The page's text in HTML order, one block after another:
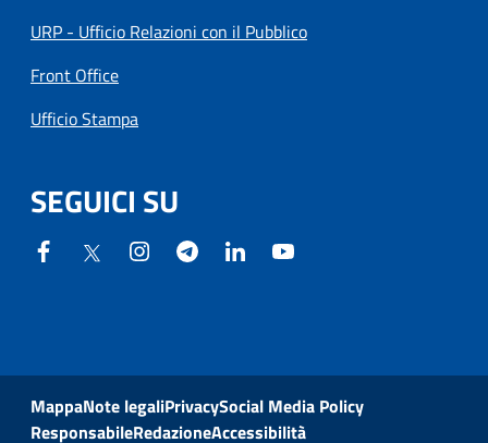
URP - Ufficio Relazioni con il Pubblico
Front Office
Ufficio Stampa
SEGUICI SU
MappaNote legaliPrivacySocial Media Policy
ResponsabileRedazioneAccessibilità